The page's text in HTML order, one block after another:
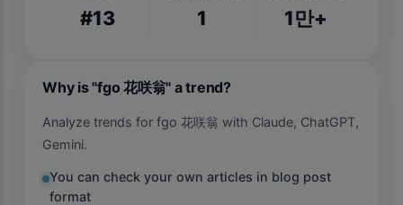
#13 1 1만+
Why is "fgo 花咲翁" a trend?
Analyze trends for fgo 花咲翁 with Claude, ChatGPT,
Gemini.
You can check your own articles in blog post
format